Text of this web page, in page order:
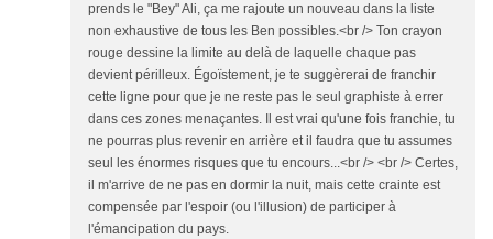
prends le "Bey" Ali, ça me rajoute un nouveau dans la liste
non exhaustive de tous les Ben possibles.<br /> Ton crayon
rouge dessine la limite au delà de laquelle chaque pas
devient périlleux. Égoïstement, je te suggèrerai de franchir
cette ligne pour que je ne reste pas le seul graphiste à errer
dans ces zones menaçantes. Il est vrai qu'une fois franchie, tu
ne pourras plus revenir en arrière et il faudra que tu assumes
seul les énormes risques que tu encours...<br /> <br /> Certes,
il m'arrive de ne pas en dormir la nuit, mais cette crainte est
compensée par l'espoir (ou l'illusion) de participer à
l'émancipation du pays.